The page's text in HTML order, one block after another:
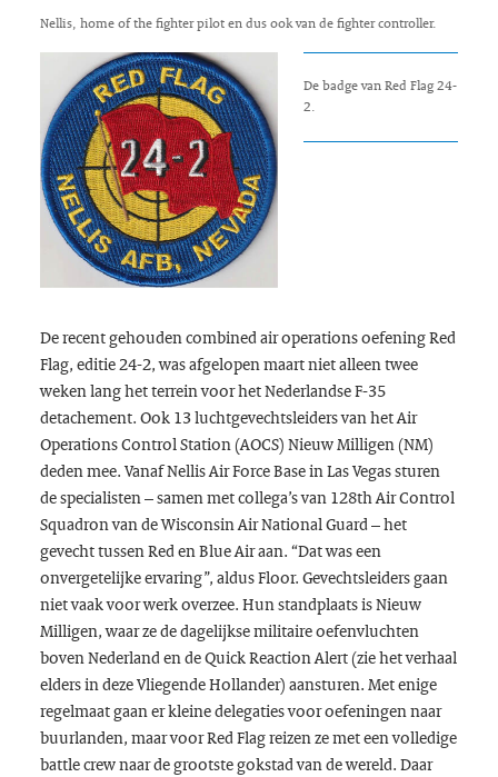
Nellis, home of the fighter pilot en dus ook van de fighter controller.
De badge van Red Flag 24-
2.
De recent gehouden combined air operations oefening Red
Flag, editie 24-2, was afgelopen maart niet alleen twee
weken lang het terrein voor het Nederlandse F-35
detachement. Ook 13 luchtgevechtsleiders van het Air
Operations Control Station (AOCS) Nieuw Milligen (NM)
deden mee. Vanaf Nellis Air Force Base in Las Vegas sturen
de specialisten – samen met collega’s van 128th Air Control
Squadron van de Wisconsin Air National Guard – het
gevecht tussen Red en Blue Air aan. “Dat was een
onvergetelijke ervaring”, aldus Floor. Gevechtsleiders gaan
niet vaak voor werk overzee. Hun standplaats is Nieuw
Milligen, waar ze de dagelijkse militaire oefenvluchten
boven Nederland en de Quick Reaction Alert (zie het verhaal
elders in deze Vliegende Hollander) aansturen. Met enige
regelmaat gaan er kleine delegaties voor oefeningen naar
buurlanden, maar voor Red Flag reizen ze met een volledige
battle crew naar de grootste gokstad van de wereld. Daar